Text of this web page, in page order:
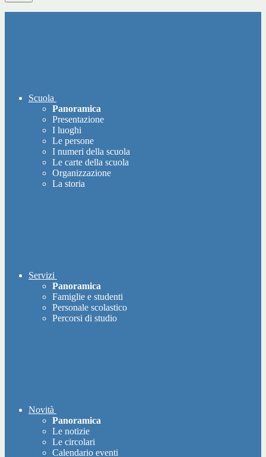
Scuola
Panoramica
Presentazione
I luoghi
Le persone
I numeri della scuola
Le carte della scuola
Organizzazione
La storia
Servizi
Panoramica
Famiglie e studenti
Personale scolastico
Percorsi di studio
Novità
Panoramica
Le notizie
Le circolari
Calendario eventi